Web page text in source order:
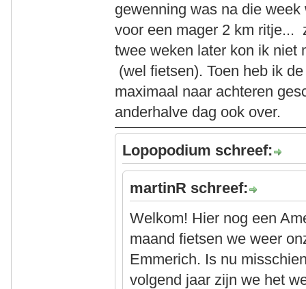
gewenning was na die
voor een mager 2 km ritje...
twee weken later kon ik
(wel fietsen). Toen heb ik
maximaal naar achteren
anderhalve dag ook over.
Lopopodium schreef:
martinR schreef:
Welkom! Hier nog een
maand fietsen we weer
Emmerich. Is nu
volgend jaar zijn we het